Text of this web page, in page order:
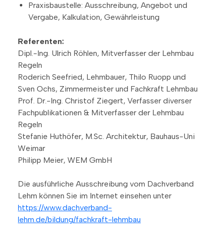
Praxisbaustelle: Ausschreibung, Angebot und
Vergabe, Kalkulation, Gewährleistung
Referenten:
Dipl.-Ing. Ulrich Röhlen, Mitverfasser der Lehmbau
Regeln
Roderich Seefried, Lehmbauer, Thilo Ruopp und
Sven Ochs, Zimmermeister und Fachkraft Lehmbau
Prof. Dr.-Ing. Christof Ziegert, Verfasser diverser
Fachpublikationen & Mitverfasser der Lehmbau
Regeln
Stefanie Huthöfer, M.Sc. Architektur, Bauhaus-Uni
Weimar
Philipp Meier, WEM GmbH
Die ausführliche Ausschreibung vom Dachverband
Lehm können Sie im Internet einsehen unter
https://www.dachverband-
lehm.de/bildung/fachkraft-lehmbau